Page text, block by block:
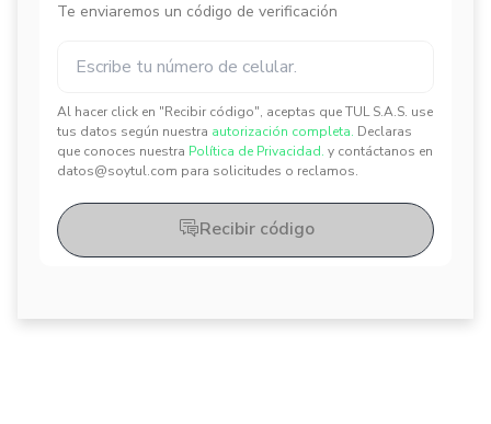
Te enviaremos un código de verificación
Al hacer click en "Recibir código", aceptas que TUL S.A.S. use
tus datos según nuestra autorización completa. Declaras
que conoces nuestra Política de Privacidad. y contáctanos en
datos@soytul.com para solicitudes o reclamos.
✕
✕
Recibir código